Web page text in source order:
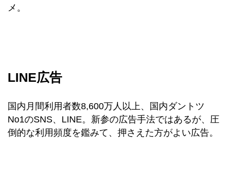
メ。
LINE広告
国内月間利用者数8,600万人以上、国内ダントツ
No1のSNS、LINE。新参の広告手法ではあるが、圧
倒的な利用頻度を鑑みて、押さえた方がよい広告。